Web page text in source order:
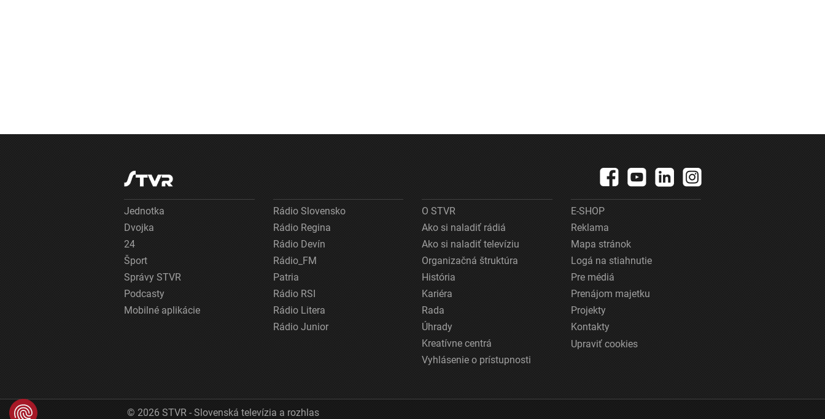
Jednotka
Dvojka
24
Šport
Správy STVR
Podcasty
Mobilné aplikácie
Rádio Slovensko
Rádio Regina
Rádio Devín
Rádio_FM
Patria
Rádio RSI
Rádio Litera
Rádio Junior
O STVR
Ako si naladiť rádiá
Ako si naladiť televíziu
Organizačná štruktúra
História
Kariéra
Rada
Úhrady
Kreatívne centrá
Vyhlásenie o prístupnosti
E-SHOP
Reklama
Mapa stránok
Logá na stiahnutie
Pre médiá
Prenájom majetku
Projekty
Kontakty
Upraviť cookies
© 2026 STVR - Slovenská televízia a rozhlas